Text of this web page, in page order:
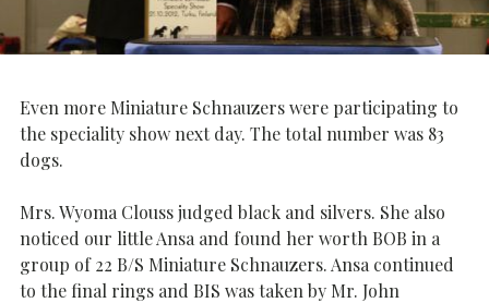
Even more Miniature Schnauzers were participating to
the speciality show next day. The total number was 83
dogs.
Mrs. Wyoma Clouss judged black and silvers. She also
noticed our little Ansa and found her worth BOB in a
group of 22 B/S Miniature Schnauzers. Ansa continued
to the final rings and BIS was taken by Mr. John